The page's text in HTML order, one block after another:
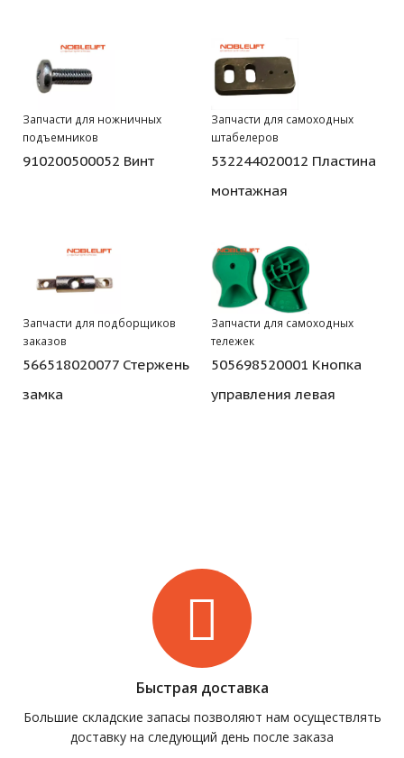
Запчасти для ножничных
подъемников
910200500052 Винт
Запчасти для самоходных
штабелеров
532244020012 Пластина
монтажная
Запчасти для подборщиков
заказов
566518020077 Стержень
замка
Запчасти для самоходных
тележек
505698520001 Кнопка
управления левая
Быстрая доставка
Большие складские запасы позволяют нам осуществлять
доставку на следующий день после заказа